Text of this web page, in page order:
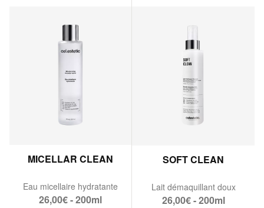
MICELLAR CLEAN
Eau micellaire hydratante
26,00€ - 200ml
SOFT CLEAN
Lait démaquillant doux
26,00€ - 200ml